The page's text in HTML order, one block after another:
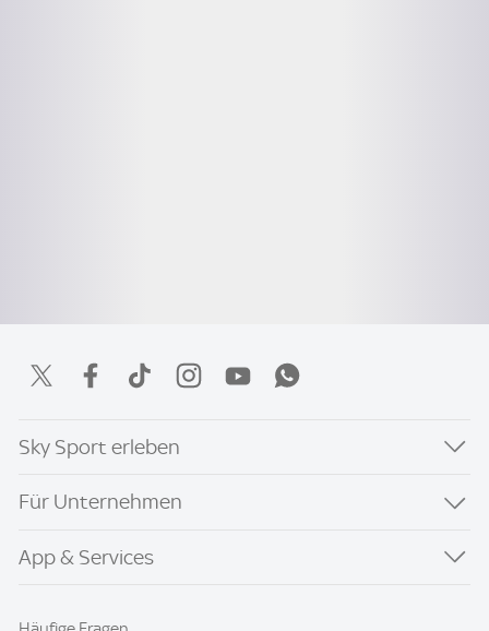
Sky Sport erleben
Für Unternehmen
App & Services